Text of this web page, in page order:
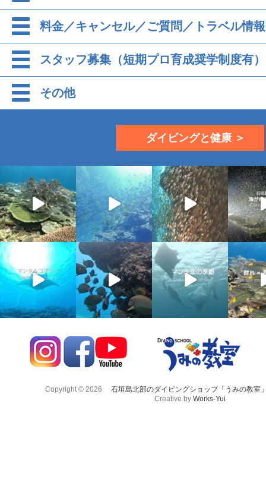
料金／キャンセル／ご質問／トラベル情報
スタッフ募集（短期プロ育成奨学制度有）
その他
ダイビングと健康 ＞
Copyright © 2026
石垣島北部のダイビングショップ「うみの教室
Creative by Works-Yui